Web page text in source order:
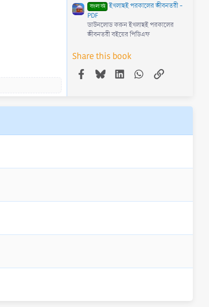
বাংলা বই ইখলাছই পরকালের জীবনতরী -
PDF
ডাউনলোড করুন ইখলাছই পরকালের
জীবনতরী বইয়ের পিডিএফ
Share this book
Facebook
BlueskyLinkedInWhatsApp
Link